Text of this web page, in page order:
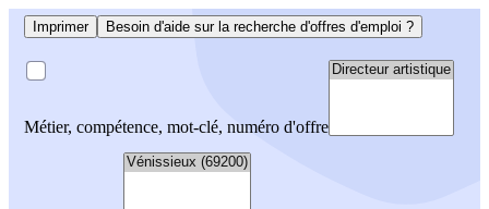
Imprimer Besoin d'aide sur la recherche d'offres d'emploi ?
Métier, compétence, mot-clé, numéro d'offre